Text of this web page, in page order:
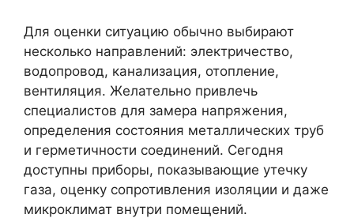
Для оценки ситуацию обычно выбирают
несколько направлений: электричество,
водопровод, канализация, отопление,
вентиляция. Желательно привлечь
специалистов для замера напряжения,
определения состояния металлических труб
и герметичности соединений. Сегодня
доступны приборы, показывающие утечку
газа, оценку сопротивления изоляции и даже
микроклимат внутри помещений.